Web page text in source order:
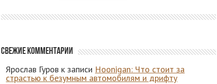
Свежие комментарии
Ярослав Гуров к записи Hoonigan: Что стоит за
страстью к безумным автомобилям и дрифту